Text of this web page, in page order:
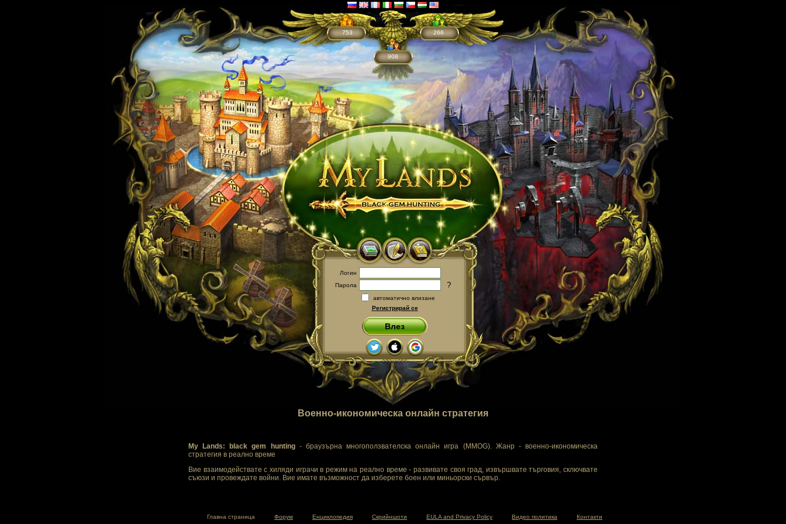
753
908
266
Логин
Парола
?
автоматично влизане
Регистрирай се
Влез
Военно-икономическа онлайн стратегия
My Lands: black gem hunting- браузърна многоползвателска онлайн игра (MMOG). Жанр - военно-икономическа
стратегия в реално време
Вие взаимодействате с хиляди играчи в режим на реално време - развивате своя град, извършвате търговия, сключвате
съюзи и провеждате войни. Вие имате възможност да изберете боен или миньорски сървър.
Главна страница Форум Енциклопедия Скрийншоти EULA and Privacy Policy Видео политика Контакти